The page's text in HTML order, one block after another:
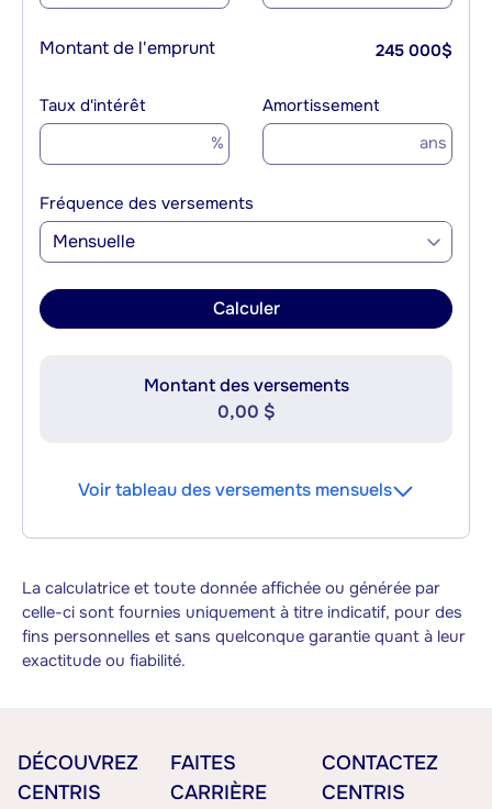
Montant de l'emprunt 245 000$
Taux d'intérêt
%
Amortissement
ans
Fréquence des versements
Mensuelle
Calculer
Montant des versements
0,00 $
Voir tableau des versements mensuels
La calculatrice et toute donnée affichée ou générée par
celle-ci sont fournies uniquement à titre indicatif, pour des
fins personnelles et sans quelconque garantie quant à leur
exactitude ou fiabilité.
DÉCOUVREZ
CENTRIS
FAITES
CARRIÈRE
CONTACTEZ
CENTRIS